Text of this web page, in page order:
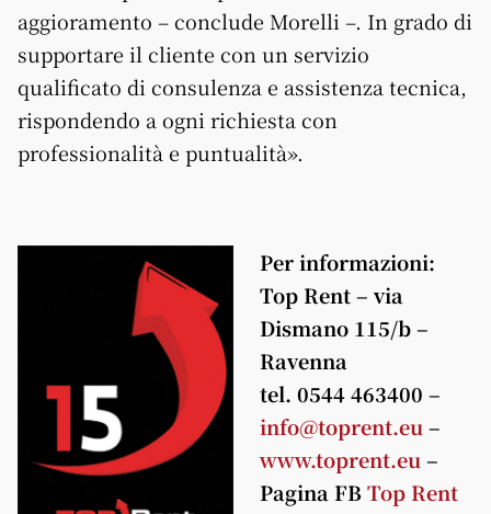
aggioramento – conclude Morelli –. In grado di
supportare il cliente con un servizio
qualificato di consulenza e assistenza tecnica,
rispondendo a ogni richiesta con
professionalità e puntualità».
Per informazioni:
Top Rent – via
Dismano 115/b –
Ravenna
tel. 0544 463400 –
info@toprent.eu –
www.toprent.eu –
Pagina FB Top Rent